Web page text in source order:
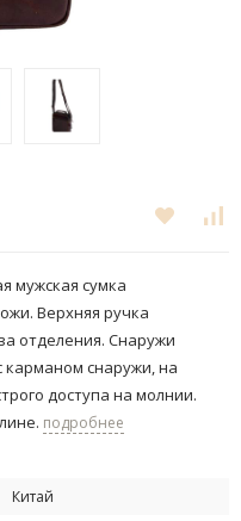
мужская сумка
Верхняя ручка
отделения. Снаружи
снаружи, на
доступа на молнии.
подробнее
Китай